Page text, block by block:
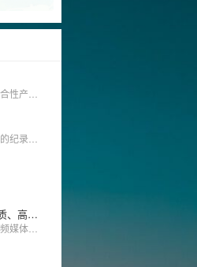
飞流视频 - 海量、优质、高清视频免费在线观看